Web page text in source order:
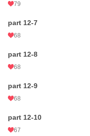
79
part 12-7
68
part 12-8
68
part 12-9
68
part 12-10
67